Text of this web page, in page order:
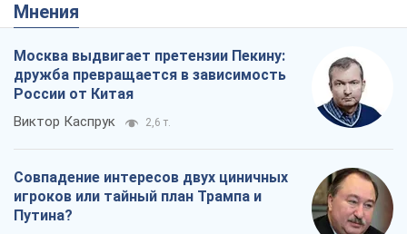
Мнения
Москва выдвигает претензии Пекину:
дружба превращается в зависимость
России от Китая
Виктор Каспрук 2,6 т.
Совпадение интересов двух циничных
игроков или тайный план Трампа и
Путина?